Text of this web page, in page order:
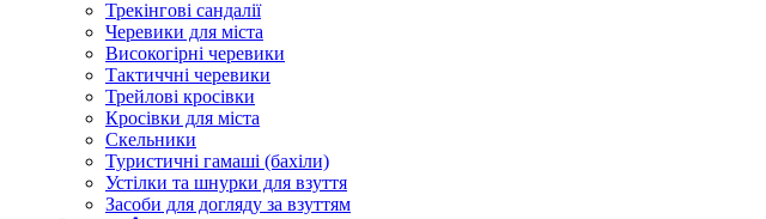
Трекінгові сандалії
Черевики для міста
Високогірні черевики
Тактиччні черевики
Трейлові кросівки
Кросівки для міста
Скельники
Туристичні гамаші (бахіли)
Устілки та шнурки для взуття
Засоби для догляду за взуттям